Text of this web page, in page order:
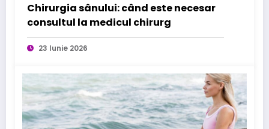
Chirurgia sânului: când este necesar
consultul la medicul chirurg
23 Iunie 2026